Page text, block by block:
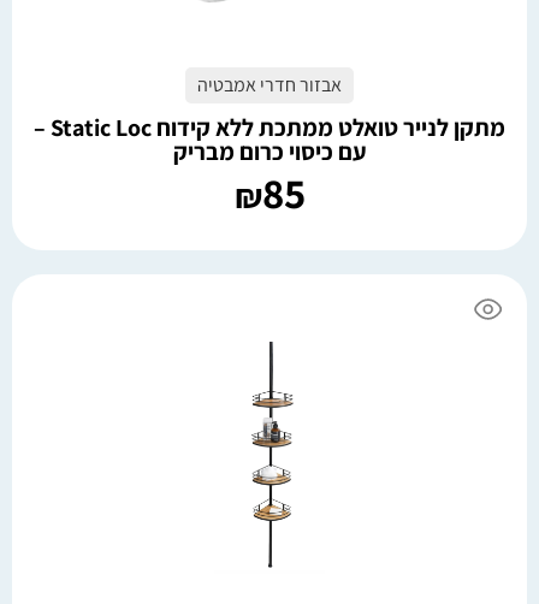
אבזור חדרי אמבטיה
מתקן לנייר טואלט ממתכת ללא קידוח Static Loc –
עם כיסוי כרום מבריק
₪85